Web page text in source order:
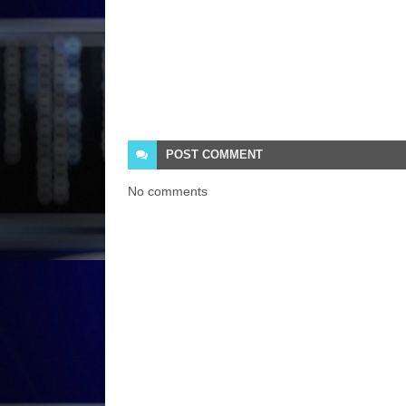
POST COMMENT
No comments